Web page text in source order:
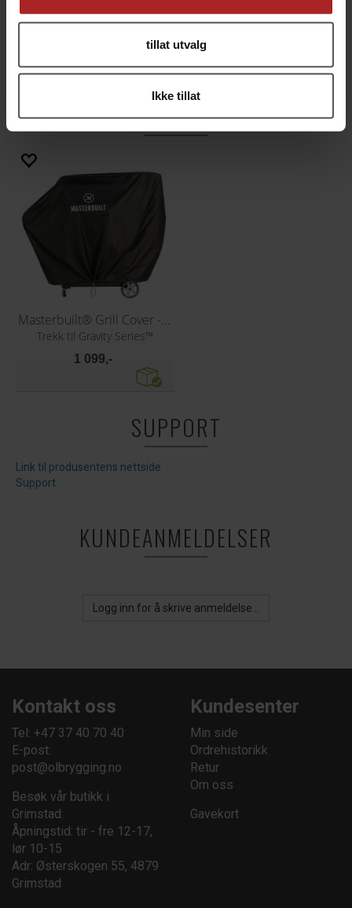
tillat utvalg
Ikke tillat
TEKNISK INFO
Bruksområde BBQ
ALTERNATIVER
Masterbuilt® Grill Cover - 1050/XT
Trekk til Gravity Series™
1 099,-
SUPPORT
Link til produsentens nettside
Support
KUNDEANMELDELSER
Logg inn for å skrive anmeldelse...
Kontakt oss
Tel: +47 37 40 70 40
E-post:
post@olbrygging.no
Besøk vår butikk i
Grimstad:
Åpningstid: tir - fre 12-17,
lør 10-15
Adr: Østerskogen 55, 4879
Grimstad
Kundesenter
Min side
Ordrehistorikk
Retur
Om oss
Gavekort